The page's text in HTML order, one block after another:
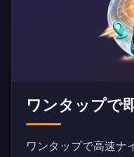
ワンタップで
ワンタップで高速ナ